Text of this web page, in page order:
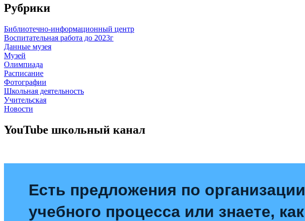
Рубрики
Библиотечно-информационный центр
Воспитательная работа до 2023г
Данные музея
Музей
Олимпиада
Расписание
Фотографии
Школьная деятельность
Учительская
Новости
YouTube школьный канал
Есть предложения по организации
учебного процесса или знаете, как